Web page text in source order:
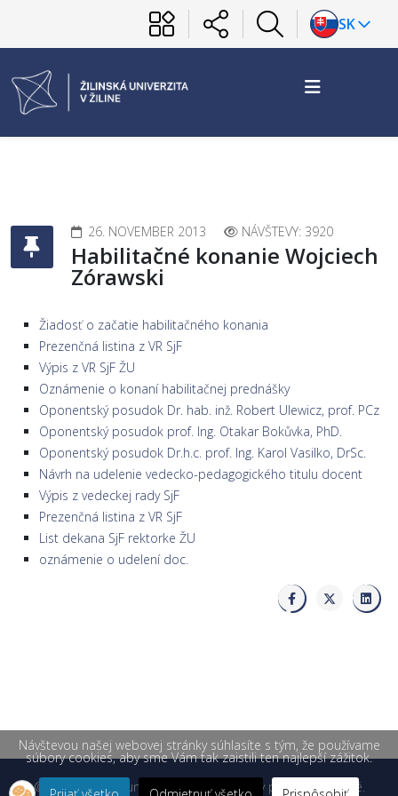
SK
26. NOVEMBER 2013 NÁVŠTEVY: 3920
Habilitačné konanie Wojciech
Zórawski
Žiadosť o začatie habilitačného konania
Prezenčná listina z VR SjF
Výpis z VR SjF ŽU
Oznámenie o konaní habilitačnej prednášky
Oponentský posudok Dr. hab. inž. Robert Ulewicz, prof. PCz
Oponentský posudok prof. Ing. Otakar Bokůvka, PhD.
Oponentský posudok Dr.h.c. prof. Ing. Karol Vasilko, DrSc.
Návrh na udelenie vedecko-pedagogického titulu docent
Výpis z vedeckej rady SjF
Prezenčná listina z VR SjF
List dekana SjF rektorke ŽU
oznámenie o udelení doc.
© 2026 Žilinská univerzita v Žiline. Všetky práva vyhradené.
Návštevou našej webovej stránky súhlasíte s tým, že používame
súbory cookies, aby sme Vám tak zaistili ten najlepší zážitok.